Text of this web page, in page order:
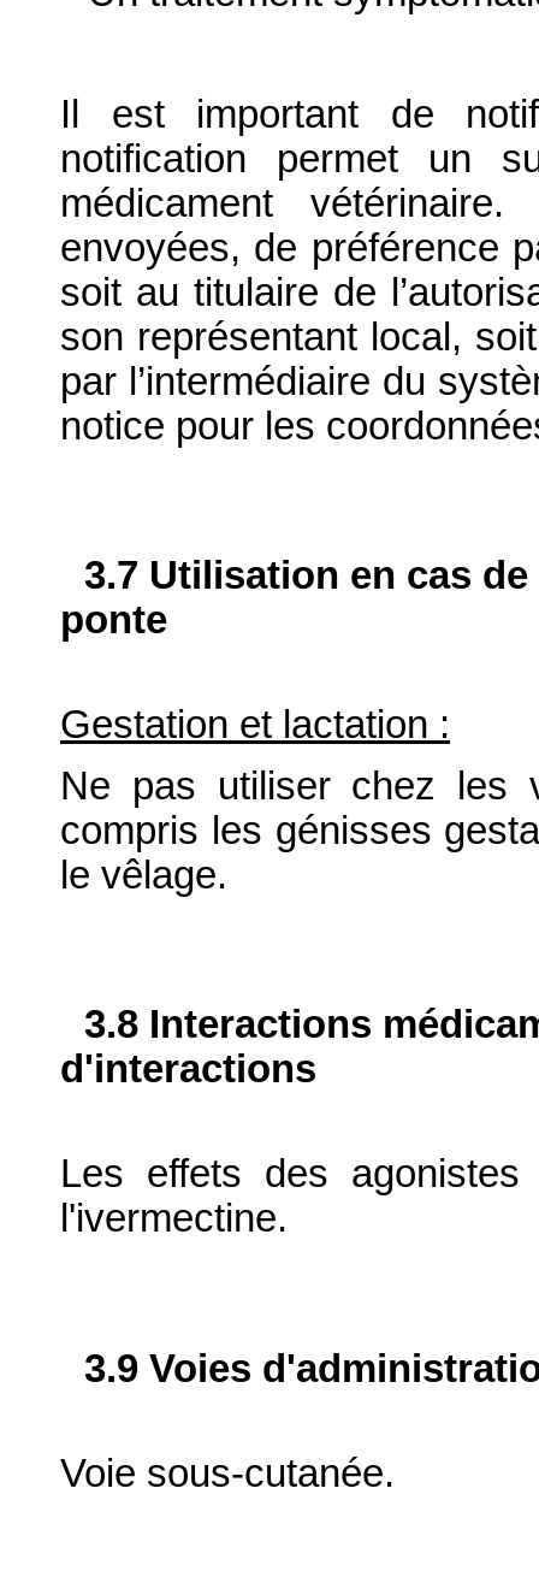
Il est important de
notification permet un
médicament
envoyées, de préférence
soit au titulaire de
son représentant local,
par l’intermédiaire du
notice pour les
3.7 Utilisation en cas
ponte
Gestation et lactation :
Ne pas utiliser chez les
compris les génisses
le vêlage.
3.8 Interactions
d'interactions
Les effets des
l'ivermectine.
3.9 Voies
Voie sous-cutanée.